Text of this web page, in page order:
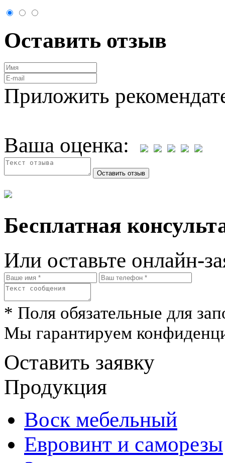
Оставить отзыв
Приложить
Ваша оценка:
Бесплатная
Или оставьте онлайн-
* Поля обязательные для
Мы гарантируем
Оставить заявку
Продукция
Воск мебельный
Евровинт и саморезы